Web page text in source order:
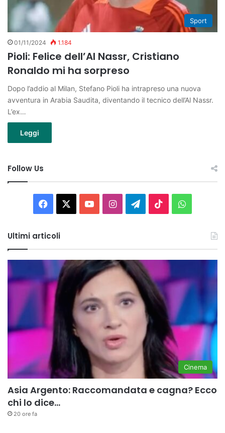
Sport
01/11/2024 1.184
Pioli: Felice dell’Al Nassr, Cristiano
Ronaldo mi ha sorpreso
Dopo l’addio al Milan, Stefano Pioli ha intrapreso una nuova
avventura in Arabia Saudita, diventando il tecnico dell’Al Nassr.
L’ex…
Leggi
Follow Us
Facebook You InstagramTelegram
TikTok
Ultimi articoli
Cinema
Asia Argento: Raccomandata e cagna? Ecco
chi lo dice…
20 ore fa